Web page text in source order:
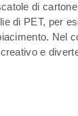
di
di PET, per
Nel
e